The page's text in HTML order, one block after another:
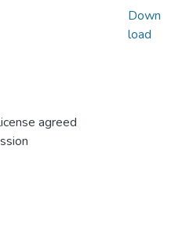
agreed
Down
load